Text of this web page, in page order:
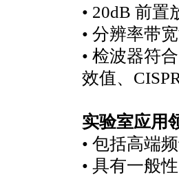
• 20dB 前置
• 分辨率带
• 检波器符
效值、
实验室应用
• 包括高端
• 具有一般